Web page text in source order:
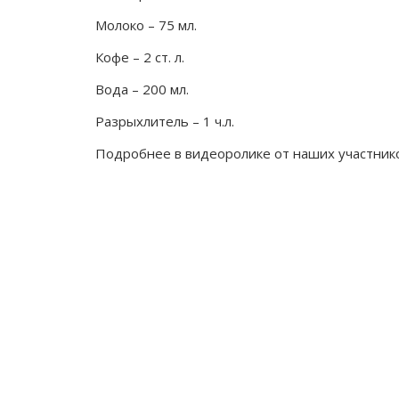
Молоко – 75 мл.
Кофе – 2 ст. л.
Вода – 200 мл.
Разрыхлитель – 1 ч.л.
Подробнее в видеоролике от наших